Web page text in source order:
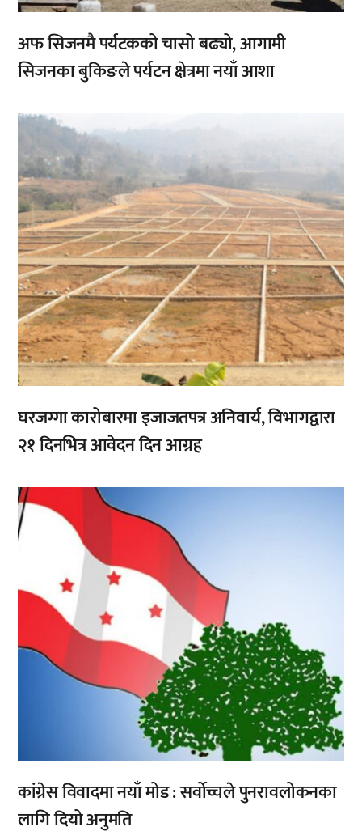
अफ सिजनमै पर्यटकको चासो बढ्यो, आगामी
सिजनका बुकिङले पर्यटन क्षेत्रमा नयाँ आशा
,
घरजग्गा कारोबारमा इजाजतपत्र अनिवार्य, विभागद्वारा
२१ दिनभित्र आवेदन दिन आग्रह
,
कांग्रेस विवादमा नयाँ मोड : सर्वोच्चले पुनरावलोकनका
लागि दियो अनुमति